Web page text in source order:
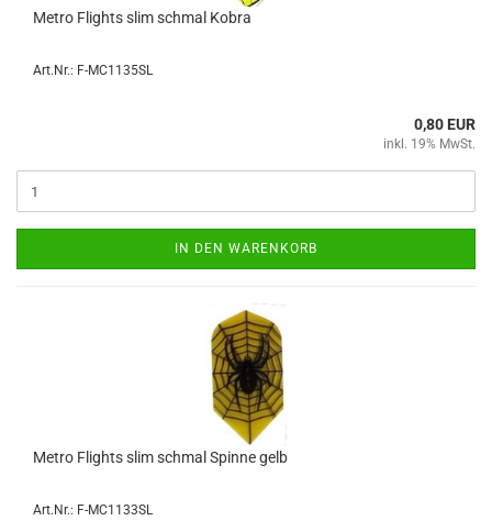
Metro Flights slim schmal Kobra
Art.Nr.: F-MC1135SL
0,80 EUR
inkl. 19% MwSt.
IN DEN WARENKORB
Metro Flights slim schmal Spin­ne gelb
Art.Nr.: F-MC1133SL